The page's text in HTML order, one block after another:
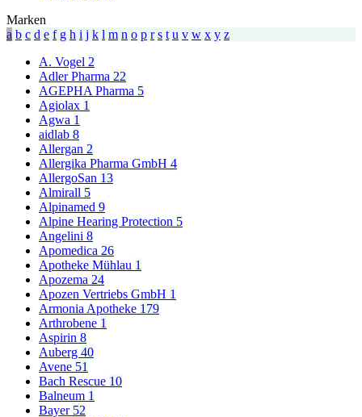
Marken
a b c d e f g h i j k l m n o p r s t u v w x y z
A. Vogel 2
Adler Pharma 22
AGEPHA Pharma 5
Agiolax 1
Agwa 1
aidlab 8
Allergan 2
Allergika Pharma GmbH 4
AllergoSan 13
Almirall 5
Alpinamed 9
Alpine Hearing Protection 5
Angelini 8
Apomedica 26
Apotheke Mühlau 1
Apozema 24
Apozen Vertriebs GmbH 1
Armonia Apotheke 179
Arthrobene 1
Aspirin 8
Auberg 40
Avene 51
Bach Rescue 10
Balneum 1
Bayer 52